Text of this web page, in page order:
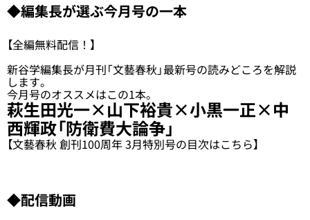
◆編集長が選ぶ今月号の一本
【全編無料配信！】
新谷学編集長が月刊「文藝春秋」最新号の読みどころを解説
します。
今月号のオススメはこの1本。
萩生田光一×山下裕貴×小黒一正×中
西輝政「防衛費大論争」
【文藝春秋 創刊100周年 3月特別号の目次はこちら】
◆配信動画